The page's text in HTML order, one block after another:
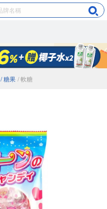
/ 糖果 / 軟糖